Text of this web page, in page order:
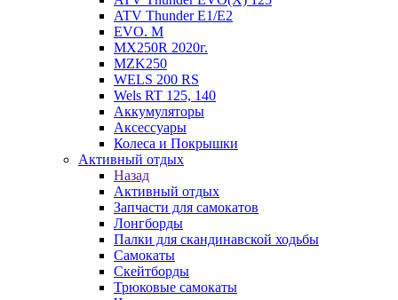
ATV Thunder Е1/Е2
EVO. M
MX250R 2020г.
MZK250
WELS 200 RS
Wels RT 125, 140
Аккумуляторы
Аксессуары
Колеса и Покрышки
Активный отдых
Назад
Активный отдых
Запчасти для самокатов
Лонгборды
Палки для скандинавской ходьбы
Самокаты
Скейтборды
Трюковые самокаты